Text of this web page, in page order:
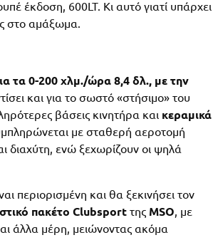
έκδοση, 600LT. Κι αυτό γιατί υπάρχει
στο αμάξωμα.
τα 0-200 χλμ./ώρα 8,4 δλ., με την
και για το σωστό «στήσιμο» του
βάσεις κινητήρα και κεραμικά
με σταθερή αεροτομή
ενώ ξεχωρίζουν οι ψηλά
περιορισμένη και θα ξεκινήσει τον
πακέτο Clubsport της MSO, με
άλλα μέρη, μειώνοντας ακόμα